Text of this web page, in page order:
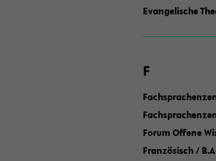
Evangelische
F
Forum Offene
Französisch /